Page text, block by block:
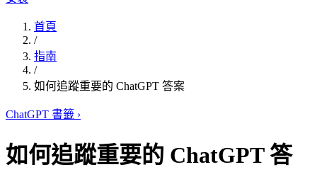
首頁
/
指南
/
如何追蹤重要的 ChatGPT 答案
ChatGPT 書籤 ›
如何追蹤重要的 ChatGPT 答